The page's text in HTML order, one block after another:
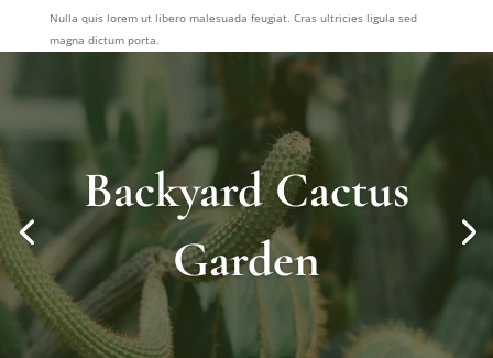
Nulla quis lorem ut libero malesuada feugiat. Cras ultricies ligula sed
magna dictum porta.
Backyard Cactus
Garden